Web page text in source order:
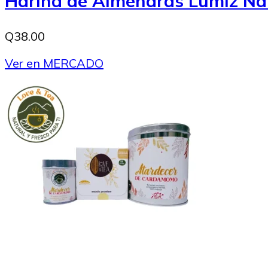
Q38.00
Ver en MERCADO